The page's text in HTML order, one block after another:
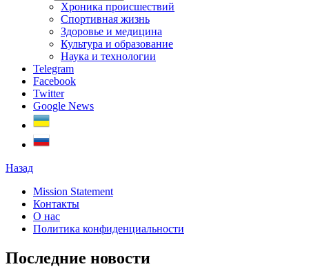
Хроника происшествий
Спортивная жизнь
Здоровье и медицина
Культура и образование
Наука и технологии
Telegram
Facebook
Twitter
Google News
Назад
Mission Statement
Контакты
О нас
Политика конфиденциальности
Последние новости